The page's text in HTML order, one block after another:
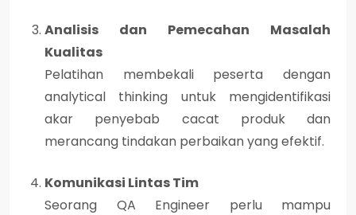
Analisis dan Pemecahan Masalah
Kualitas
Pelatihan membekali peserta dengan
analytical thinking untuk mengidentifikasi
akar penyebab cacat produk dan
merancang tindakan perbaikan yang efektif.
Komunikasi Lintas Tim
Seorang QA Engineer perlu mampu